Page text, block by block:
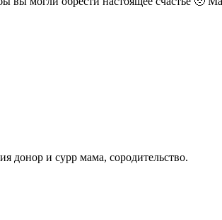
донор и сурр мама, сородительство.